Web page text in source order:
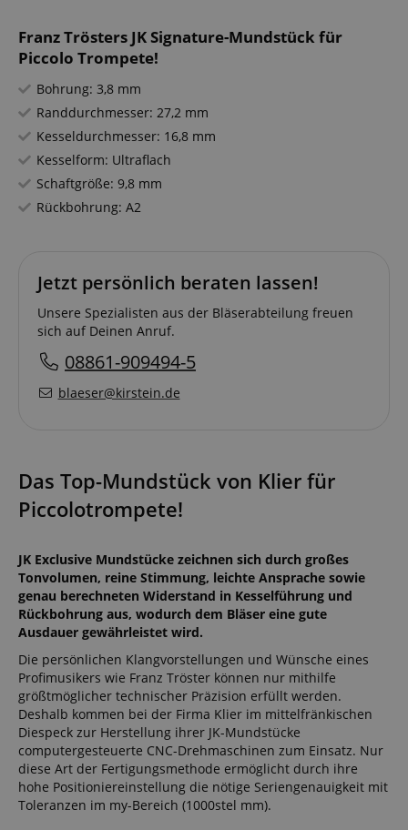
Franz Trösters JK Signature-Mundstück für
Piccolo Trompete!
Bohrung: 3,8 mm
Randdurchmesser: 27,2 mm
Kesseldurchmesser: 16,8 mm
Kesselform: Ultraflach
Schaftgröße: 9,8 mm
Rückbohrung: A2
Jetzt persönlich beraten lassen!
Unsere Spezialisten aus der Bläserabteilung freuen
sich auf Deinen Anruf.
08861-909494-5
blaeser@kirstein.de
Das Top-Mundstück von Klier für
Piccolotrompete!
JK Exclusive Mundstücke zeichnen sich durch großes
Tonvolumen, reine Stimmung, leichte Ansprache sowie
genau berechneten Widerstand in Kesselführung und
Rückbohrung aus, wodurch dem Bläser eine gute
Ausdauer gewährleistet wird.
Die persönlichen Klangvorstellungen und Wünsche eines
Profimusikers wie Franz Tröster können nur mithilfe
größtmöglicher technischer Präzision erfüllt werden.
Deshalb kommen bei der Firma Klier im mittelfränkischen
Diespeck zur Herstellung ihrer JK-Mundstücke
computergesteuerte CNC-Drehmaschinen zum Einsatz. Nur
diese Art der Fertigungsmethode ermöglicht durch ihre
hohe Positioniereinstellung die nötige Seriengenauigkeit mit
Toleranzen im my-Bereich (1000stel mm).